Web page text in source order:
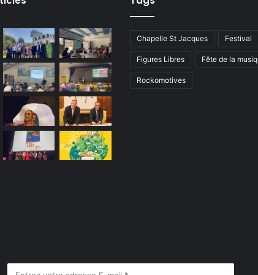
Chapelle St Jacques Festival
Figures Libres Fête de la
Rockomotives